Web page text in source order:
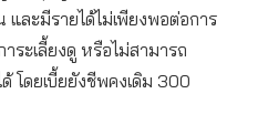
ละมีรายได้ไม่เพียงพอต่อการ
ระเลี้ยงดู หรือไม่สามารถ
โดยเบี้ยยังชีพคงเดิม 300